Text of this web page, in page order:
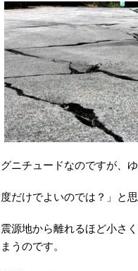
ニチュードなのですが、
だけでよいのでは？」と
源地から離れるほど小さ
うのです。